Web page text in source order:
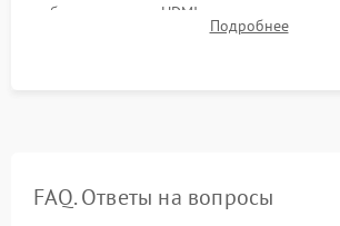
работы разъемов HDMI, динамиков,
в рабочем режиме в течение
Подробнее
FAQ. Ответы на вопросы